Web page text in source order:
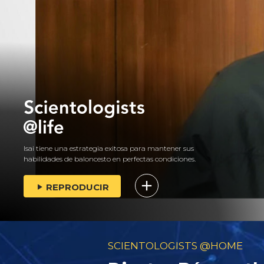
Isai tiene una estrategia exitosa para mantener sus
habilidades de baloncesto en perfectas condiciones.
REPRODUCIR
SCIENTOLOGISTS @HOME